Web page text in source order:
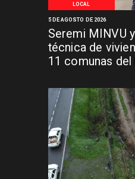
LOCAL
Seremi MINVU
técnica de
11 comunas del
5 DE AGOSTO DE 2026